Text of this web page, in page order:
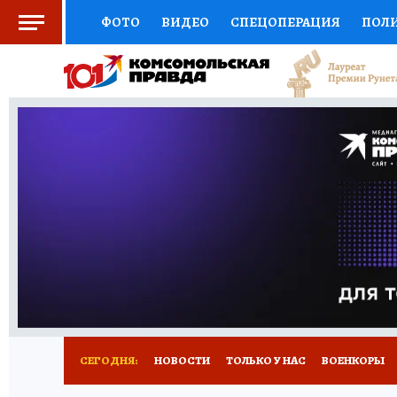
ФОТО ВИДЕО СПЕЦОПЕРАЦИЯ
СОЦПОДДЕРЖКА НАУКА СПОРТ
ВЫБОР ЭКСПЕРТОВ ДОКТОР
ПРОГНОЗЫ НА СПОРТ
ОБЪЯВЛЕНИЯ
СЕГОДНЯ: НОВОСТИ ТОЛЬКО У НАС ВОЕНКОРЫ